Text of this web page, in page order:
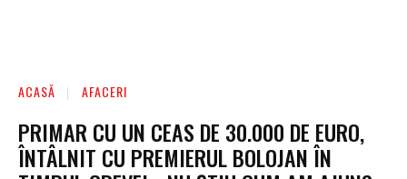
ACASĂ AFACERI
PRIMAR CU UN CEAS DE 30.000 DE EURO,
ÎNTÂLNIT CU PREMIERUL BOLOJAN ÎN